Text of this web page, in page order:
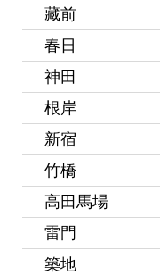
藏前
春日
神田
根岸
新宿
竹橋
高田馬場
雷門
築地